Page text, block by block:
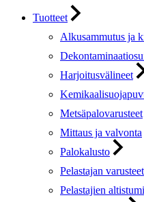
Tuotteet
Alkusammutus ja
Harjoitusvälineet
Metsäpalovarusteet
Mittaus ja valvonta
Palokalusto
Pelastajan varusteet
Pelastajien